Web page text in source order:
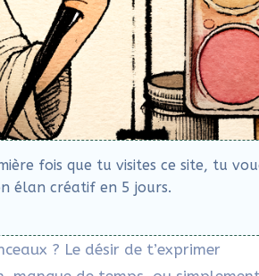
fois que tu visites ce site, tu
élan créatif en 5 jours.
? Le désir de t’exprimer